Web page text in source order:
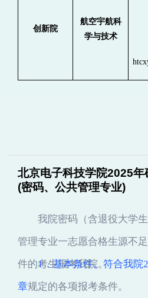
创新院
航空宇航科
学与技术
北京电子科技学院2025
(密码、公共管理专业)
我院密码（含退役大学
管理专业一志愿合格生源不
件的考生报考我院。
1．基本条件。符合我院
章规定的各项报考条件。